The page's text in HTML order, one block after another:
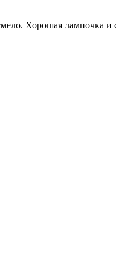
Хорошая лампочка и